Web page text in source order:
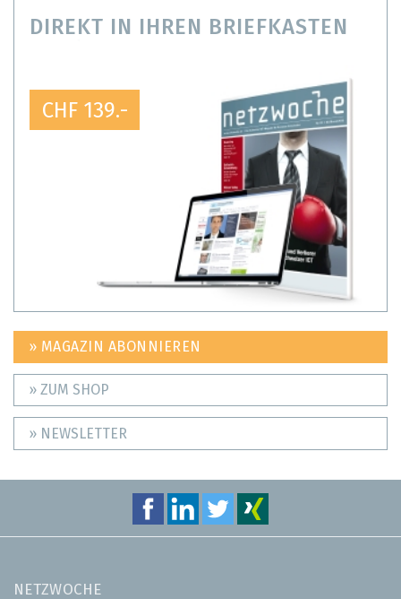
DIREKT IN IHREN BRIEFKASTEN
CHF 139.-
» MAGAZIN ABONNIEREN
» ZUM SHOP
» NEWSLETTER
NETZWOCHE